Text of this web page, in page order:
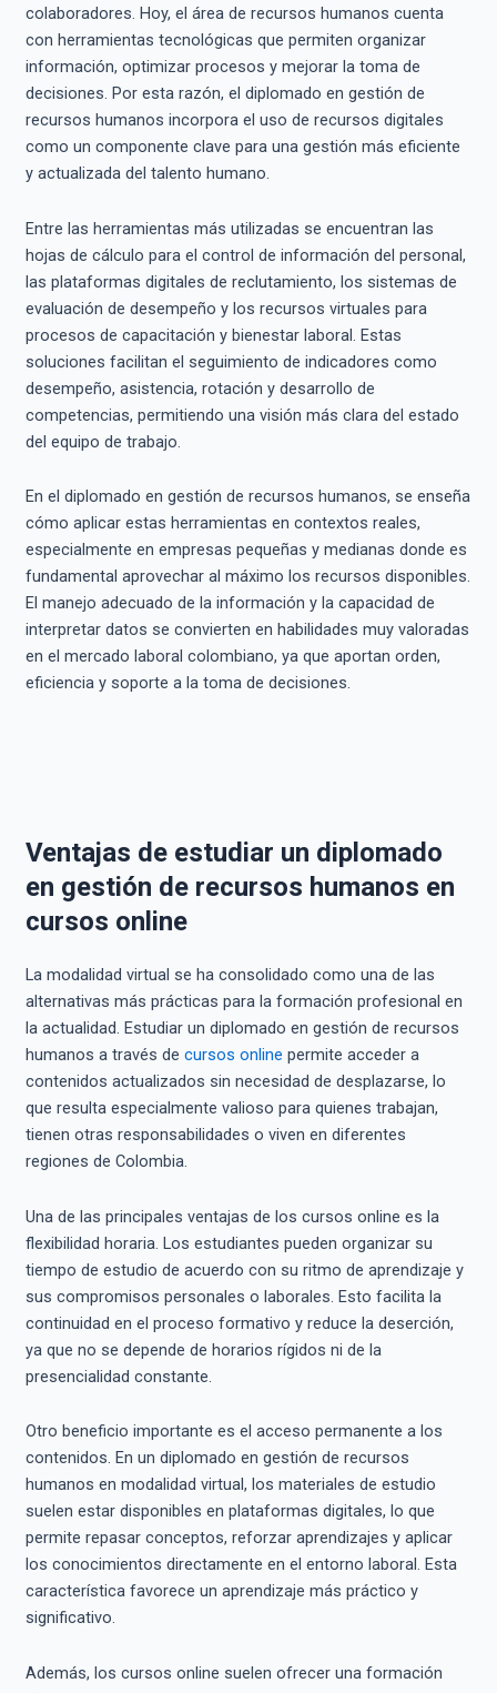
colaboradores. Hoy, el área de recursos humanos cuenta
con herramientas tecnológicas que permiten organizar
información, optimizar procesos y mejorar la toma de
decisiones. Por esta razón, el diplomado en gestión de
recursos humanos incorpora el uso de recursos digitales
como un componente clave para una gestión más eficiente
y actualizada del talento humano.
Entre las herramientas más utilizadas se encuentran las
hojas de cálculo para el control de información del personal,
las plataformas digitales de reclutamiento, los sistemas de
evaluación de desempeño y los recursos virtuales para
procesos de capacitación y bienestar laboral. Estas
soluciones facilitan el seguimiento de indicadores como
desempeño, asistencia, rotación y desarrollo de
competencias, permitiendo una visión más clara del estado
del equipo de trabajo.
En el diplomado en gestión de recursos humanos, se enseña
cómo aplicar estas herramientas en contextos reales,
especialmente en empresas pequeñas y medianas donde es
fundamental aprovechar al máximo los recursos disponibles.
El manejo adecuado de la información y la capacidad de
interpretar datos se convierten en habilidades muy valoradas
en el mercado laboral colombiano, ya que aportan orden,
eficiencia y soporte a la toma de decisiones.
Ventajas de estudiar un diplomado
en gestión de recursos humanos en
cursos online
La modalidad virtual se ha consolidado como una de las
alternativas más prácticas para la formación profesional en
la actualidad. Estudiar un diplomado en gestión de recursos
humanos a través de cursos online permite acceder a
contenidos actualizados sin necesidad de desplazarse, lo
que resulta especialmente valioso para quienes trabajan,
tienen otras responsabilidades o viven en diferentes
regiones de Colombia.
Una de las principales ventajas de los cursos online es la
flexibilidad horaria. Los estudiantes pueden organizar su
tiempo de estudio de acuerdo con su ritmo de aprendizaje y
sus compromisos personales o laborales. Esto facilita la
continuidad en el proceso formativo y reduce la deserción,
ya que no se depende de horarios rígidos ni de la
presencialidad constante.
Otro beneficio importante es el acceso permanente a los
contenidos. En un diplomado en gestión de recursos
humanos en modalidad virtual, los materiales de estudio
suelen estar disponibles en plataformas digitales, lo que
permite repasar conceptos, reforzar aprendizajes y aplicar
los conocimientos directamente en el entorno laboral. Esta
característica favorece un aprendizaje más práctico y
significativo.
Además, los cursos online suelen ofrecer una formación